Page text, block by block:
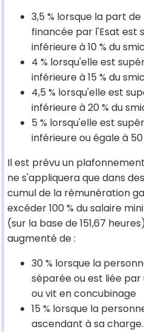
3,5 % lorsque la part
financée par l'Esat est
inférieure à 10 % du
4 % lorsqu'elle est
inférieure à 15 % du
4,5 % lorsqu'elle est
inférieure à 20 % du
5 % lorsqu'elle est
inférieure ou égale à 50
Il est prévu un
ne s'appliquera que dans
cumul de la rémunération
excéder 100 % du salaire
(sur la base de 151,67
augmenté de :
30 % lorsque la
séparée ou est liée
ou vit en concubinage
15 % lorsque la
ascendant à sa charge.